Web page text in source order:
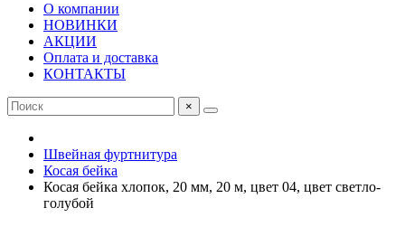
О компании
НОВИНКИ
АКЦИИ
Оплата и доставка
КОНТАКТЫ
×
Швейная фуртнитура
Косая бейка
Косая бейка хлопок, 20 мм, 20 м, цвет 04, цвет светло-
голубой